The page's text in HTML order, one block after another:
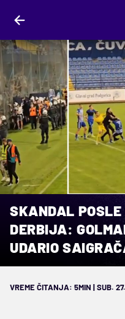
SKANDAL POSLE
DERBIJA:
UDARIO
VREME ČITANJA: 5MIN | SUB.